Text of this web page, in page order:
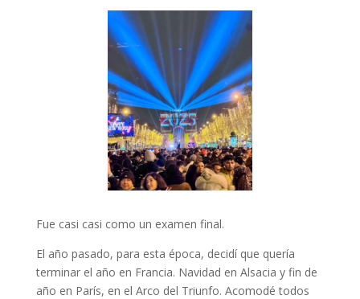
Fue casi casi como un examen final.
El año pasado, para esta época, decidí que quería
terminar el año en Francia. Navidad en Alsacia y fin de
año en París, en el Arco del Triunfo. Acomodé todos